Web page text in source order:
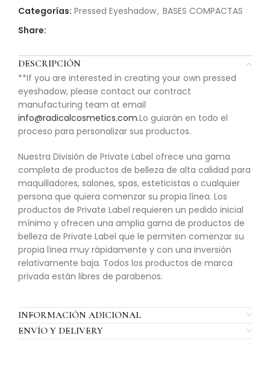
Categorías: Pressed Eyeshadow, BASES COMPACTAS
Share:
DESCRIPCIÓN
**If you are interested in creating your own pressed
eyeshadow, please contact our contract
manufacturing team at email
info@radicalcosmetics.com.Lo guiarán en todo el
proceso para personalizar sus productos.
Nuestra División de Private Label ofrece una gama
completa de productos de belleza de alta calidad para
maquilladores, salones, spas, esteticistas o cualquier
persona que quiera comenzar su propia línea. Los
productos de Private Label requieren un pedido inicial
mínimo y ofrecen una amplia gama de productos de
belleza de Private Label que le permiten comenzar su
propia línea muy rápidamente y con una inversión
relativamente baja. Todos los productos de marca
privada están libres de parabenos.
INFORMACIÓN ADICIONAL
ENVÍO Y DELIVERY